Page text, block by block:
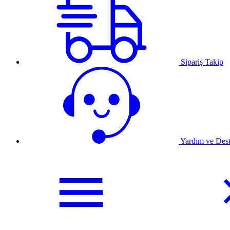
Sipariş Takip
Yardım ve